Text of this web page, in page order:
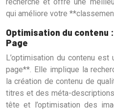
qui améliore votre
Optimisation du contenu :
Page
L’optimisation du contenu
page**. Elle implique la
la création de contenu de
titres et des méta-
tête et l’optimisation des